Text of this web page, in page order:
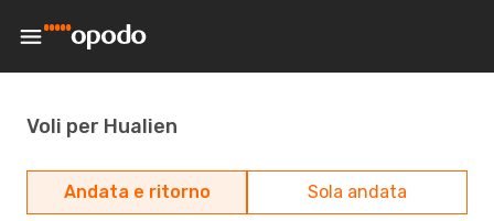
Voli per Hualien
Andata e ritorno Sola andata